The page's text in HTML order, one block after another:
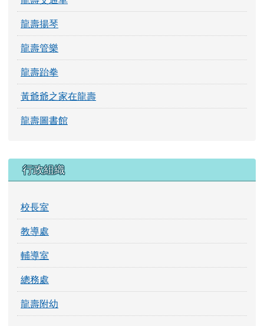
校長室
教導處
輔導室
總務處
龍壽附幼
教育評鑑及專案
環境教育評鑑
健康促進評鑑
交通安全評鑑
校外人士協助教學或活動要點及入校需知
性別平等教育專區